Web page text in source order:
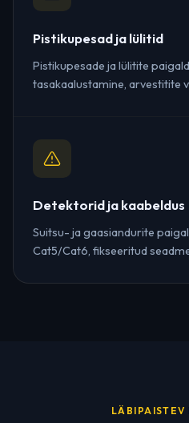
Pistikupesad ja lülitid
Pistikupesade ja lülitite
tasakaalustamine, arvestitite
Detektorid ja kaabeldus
Suitsu- ja gaasiandurite
Cat5/Cat6, fikseeritud
LÄBIPAISTEV